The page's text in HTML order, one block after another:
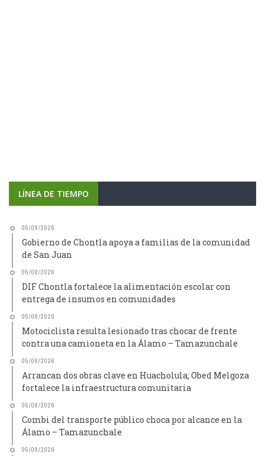
LÍNEA DE TIEMPO
05/08/2026
Gobierno de Chontla apoya a familias de la comunidad
de San Juan
05/08/2026
DIF Chontla fortalece la alimentación escolar con
entrega de insumos en comunidades
05/08/2026
Motociclista resulta lesionado tras chocar de frente
contra una camioneta en la Álamo – Tamazunchale
05/08/2026
Arrancan dos obras clave en Huacholula; Obed Melgoza
fortalece la infraestructura comunitaria
05/08/2026
Combi del transporte público choca por alcance en la
Álamo – Tamazunchale
05/08/2026